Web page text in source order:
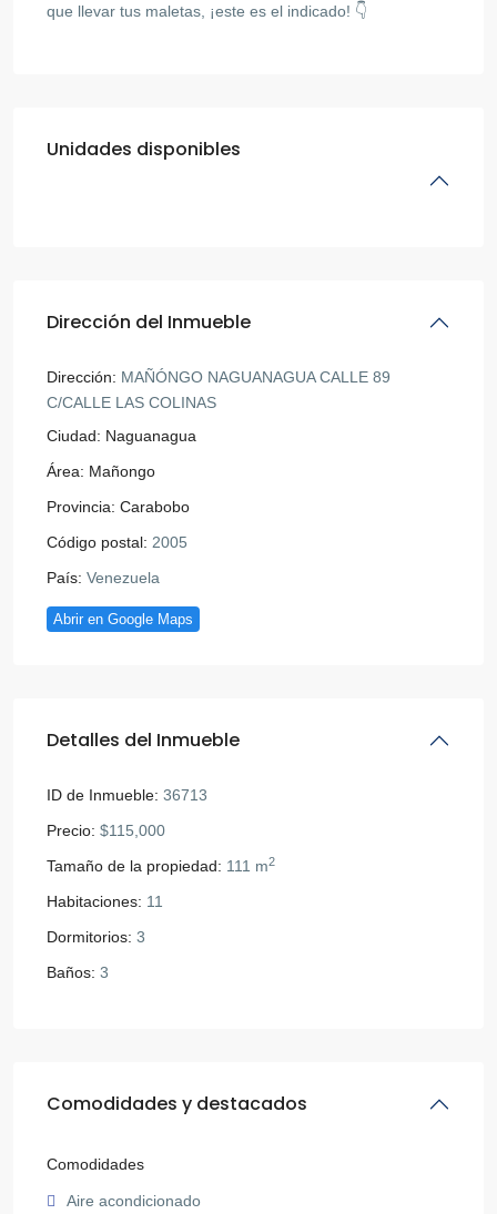
que llevar tus maletas, ¡este es el indicado! 👇
Unidades disponibles
Dirección del Inmueble
Dirección: MAÑÓNGO NAGUANAGUA CALLE 89
C/CALLE LAS COLINAS
Ciudad: Naguanagua
Área: Mañongo
Provincia: Carabobo
Código postal: 2005
País: Venezuela
Abrir en Google Maps
Detalles del Inmueble
ID de Inmueble: 36713
Precio: $115,000
Tamaño de la propiedad: 111 m2
Habitaciones: 11
Dormitorios: 3
Baños: 3
Comodidades y destacados
Comodidades
Aire acondicionado